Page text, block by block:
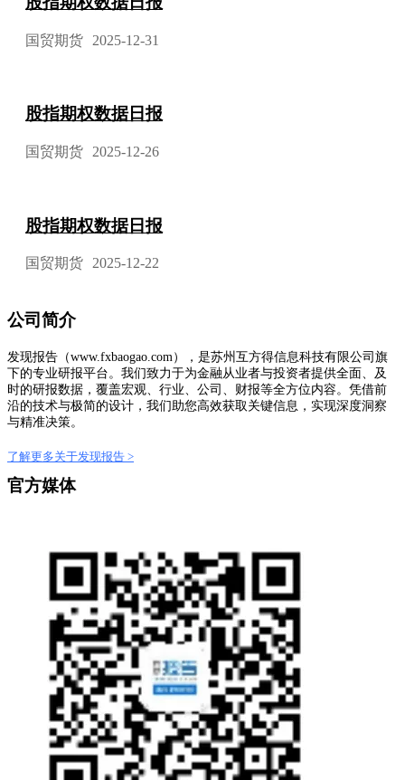
国贸期货 2025-12-31
股指期权数据日报
国贸期货 2025-12-26
股指期权数据日报
国贸期货 2025-12-22
公司简介
发现报告（www.fxbaogao.com），是苏州互方得信息科技有限公司旗
下的专业研报平台。我们致力于为金融从业者与投资者提供全面、及
时的研报数据，覆盖宏观、行业、公司、财报等全方位内容。凭借前
沿的技术与极简的设计，我们助您高效获取关键信息，实现深度洞察
与精准决策。
了解更多关于发现报告 >
官方媒体